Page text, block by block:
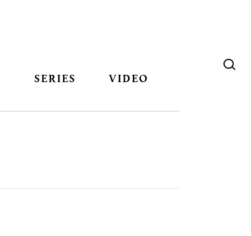
SERIES VIDEO